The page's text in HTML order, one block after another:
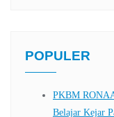
POPULER